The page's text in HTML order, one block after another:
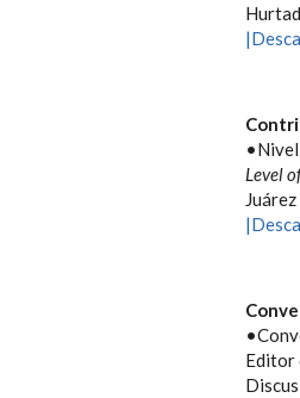
•Nivel
Level
Editor